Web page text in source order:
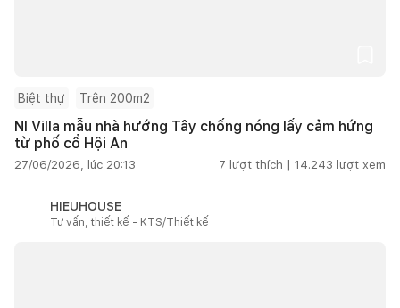
Biệt thự Trên 200m2
NI Villa mẫu nhà hướng Tây chống nóng lấy cảm hứng
từ phố cổ Hội An
27/06/2026, lúc 20:13 7 lượt thích | 14.243 lượt xem
HIEUHOUSE
Tư vấn, thiết kế - KTS/Thiết kế